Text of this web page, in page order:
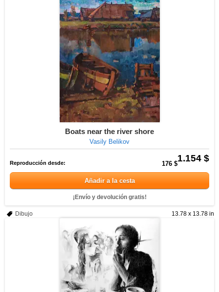
Boats near the river shore
Vasily Belikov
1.154 $
Reproducción desde: 176 $
Añadir a la cesta
¡Envío y devolución gratis!
13.78 x 13.78 in
Dibujo